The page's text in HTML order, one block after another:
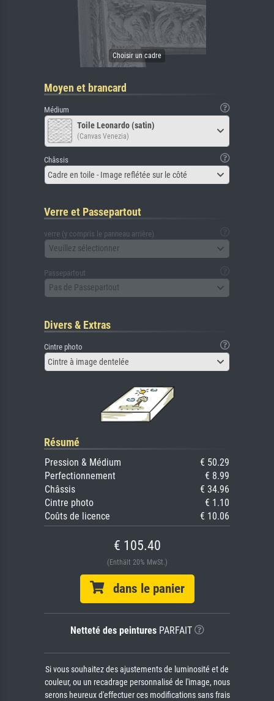
Moyen et brancard
Médium
Toile Leonardo (satin)
(Canvas Venezia)
Châssis
Cadre en toile - Image reflétée sur le côté
Verre et Passepartout
verre (y compris le panneau arrière)
Veuillez sélectionner
Passepartout
Pas de Passepartout
Divers & Extras
Cintre photo
Cintre à image dentelée
Résumé
Pression & Médium
€ 50.29
Perfectionnement
€ 8.99
Châssis
€ 34.96
Cintre photo
€ 1.10
Coûts de licence
€ 10.06
€ 105.40
(Enthält 20% MwSt.)
dans le panier
Netteté des peinturesPARFAIT
Si vous souhaitez des ajustements de luminosité et de
couleur, ou un recadrage personnalisé de l'image, nous
serons heureux d'effectuer ces modifications sans frais